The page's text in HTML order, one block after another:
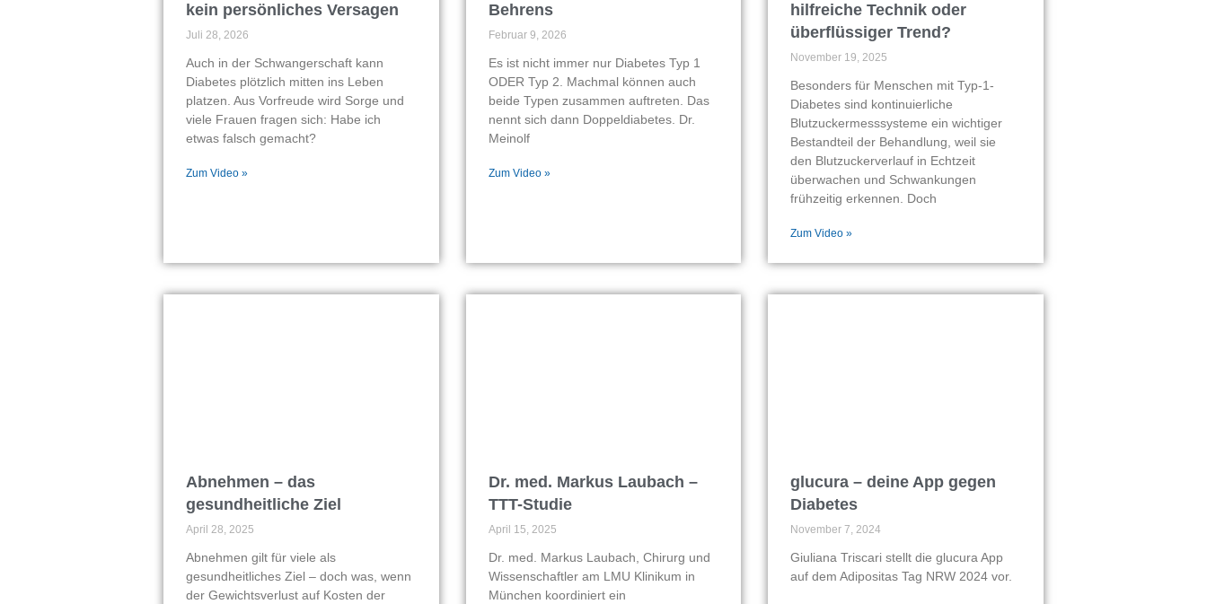
kein persönliches Versagen
Juli 28, 2026
Auch in der Schwangerschaft kann
Diabetes plötzlich mitten ins Leben
platzen. Aus Vorfreude wird Sorge und
viele Frauen fragen sich: Habe ich
etwas falsch gemacht?
Zum Video »
Behrens
Februar 9, 2026
Es ist nicht immer nur Diabetes Typ 1
ODER Typ 2. Machmal können auch
beide Typen zusammen auftreten. Das
nennt sich dann Doppeldiabetes. Dr.
Meinolf
Zum Video »
hilfreiche Technik oder
überflüssiger Trend?
November 19, 2025
Besonders für Menschen mit Typ-1-
Diabetes sind kontinuierliche
Blutzuckermesssysteme ein wichtiger
Bestandteil der Behandlung, weil sie
den Blutzuckerverlauf in Echtzeit
überwachen und Schwankungen
frühzeitig erkennen. Doch
Zum Video »
Abnehmen – das
gesundheitliche Ziel
April 28, 2025
Abnehmen gilt für viele als
gesundheitliches Ziel – doch was, wenn
der Gewichtsverlust auf Kosten der
Dr. med. Markus Laubach –
TTT-Studie
April 15, 2025
Dr. med. Markus Laubach, Chirurg und
Wissenschaftler am LMU Klinikum in
München koordiniert ein
glucura – deine App gegen
Diabetes
November 7, 2024
Giuliana Triscari stellt die glucura App
auf dem Adipositas Tag NRW 2024 vor.